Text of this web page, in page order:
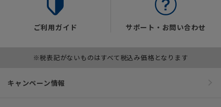
ご利用ガイド サポート・お問い合わせ
※税表記がないものはすべて税込み価格となります
キャンペーン情報